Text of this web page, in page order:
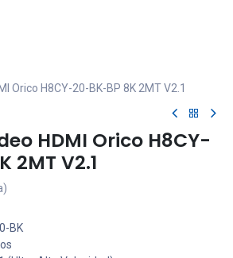
Orico H8CY-20-BK-BP 8K 2MT V2.1
HDMI Orico H8CY-
2MT V2.1
BK